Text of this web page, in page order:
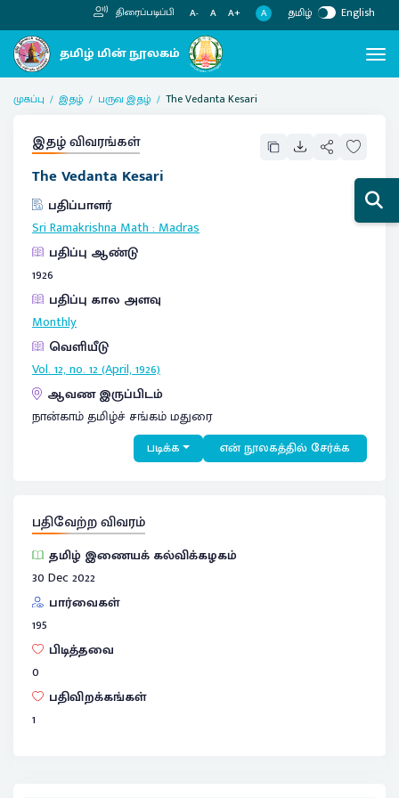
திரைப்படிப்பி A- A A+ A தமிழ் English
முகப்பு இதழ் பருவ இதழ் The Vedanta Kesari
இதழ் விவரங்கள்
The Vedanta Kesari
பதிப்பாளர்
Sri Ramakrishna Math:Madras
பதிப்பு ஆண்டு
1926
பதிப்பு கால அளவு
Monthly
வெளியீடு
Vol. 12, no. 12 (April, 1926)
ஆவண இருப்பிடம்
நான்காம் தமிழ்ச் சங்கம் மதுரை
படிக்க என் நூலகத்தில் சேர்க்க
பதிவேற்ற விவரம்
தமிழ் இணையக் கல்விக்கழகம்
30 Dec 2022
பார்வைகள்
195
பிடித்தவை
0
பதிவிறக்கங்கள்
1